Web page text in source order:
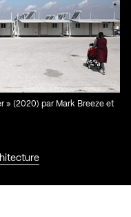
» (2020) par Mark Breeze et